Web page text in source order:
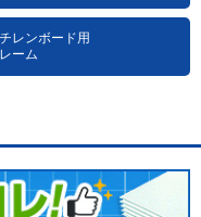
レンボード用
ーム